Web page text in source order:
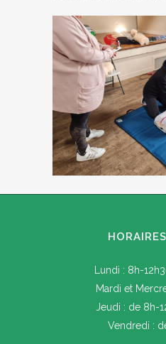
Lundi : 8h-
Mardi et
Jeudi : de 8h-
Vendredi :